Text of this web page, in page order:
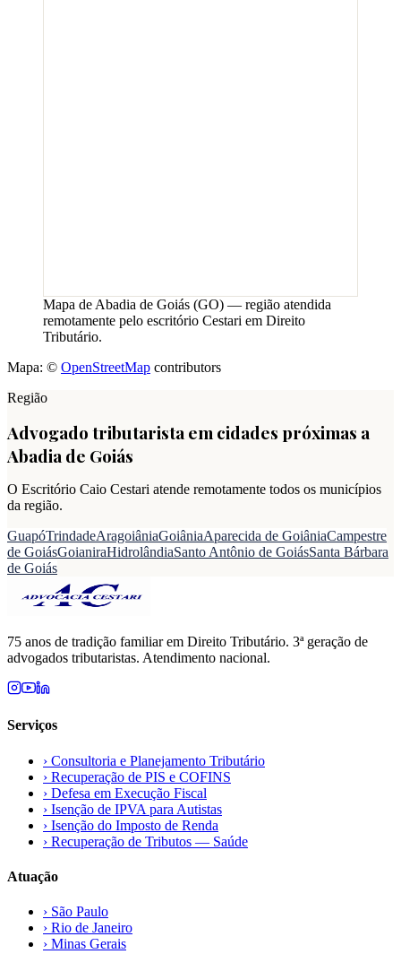
Mapa de Abadia de Goiás (GO) — região atendida
remotamente pelo escritório Cestari em Direito
Tributário.
Mapa: © OpenStreetMap contributors
Região
Advogado tributarista em cidades próximas a
Abadia de Goiás
O Escritório Caio Cestari atende remotamente todos os municípios
da região.
GuapóTrindadeAragoiâniaGoiâniaAparecida de GoiâniaCampestre
de GoiásGoianiraHidrolândiaSanto Antônio de GoiásSanta Bárbara
de Goiás
75 anos de tradição familiar em Direito Tributário. 3ª geração de
advogados tributaristas. Atendimento nacional.
Serviços
› Consultoria e Planejamento Tributário
› Recuperação de PIS e COFINS
› Defesa em Execução Fiscal
› Isenção de IPVA para Autistas
› Isenção do Imposto de Renda
› Recuperação de Tributos — Saúde
Atuação
› São Paulo
› Rio de Janeiro
› Minas Gerais